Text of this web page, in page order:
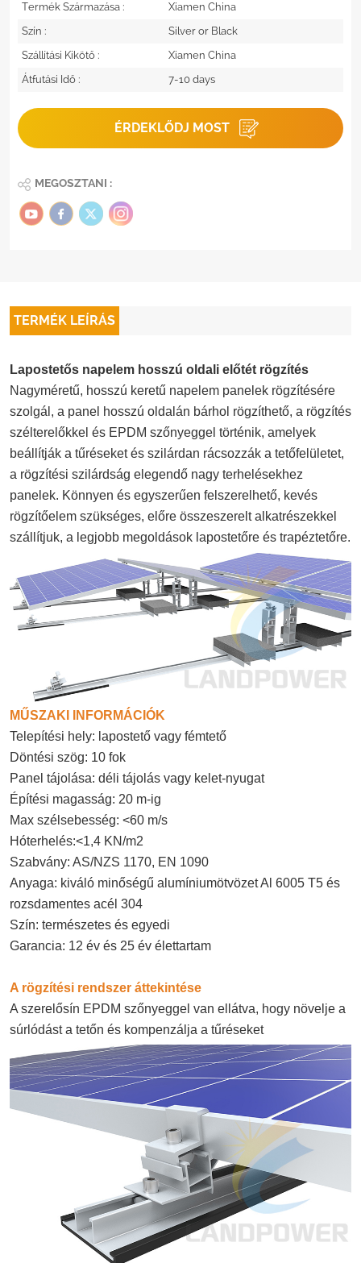
Termék Származása :
Xiamen China
Szín :
Silver or Black
Szállítási Kikötő :
Xiamen China
Átfutási Idő :
7-10 days
ÉRDEKLŐDJ MOST
MEGOSZTANI :
TERMÉK LEÍRÁS
Lapostetős napelem hosszú oldali előtét rögzítés
Nagyméretű, hosszú keretű napelem panelek rögzítésére
szolgál, a panel hosszú oldalán bárhol rögzíthető, a rögzítés
szélterelőkkel és EPDM szőnyeggel történik, amelyek
beállítják a tűréseket és szilárdan rácsozzák a tetőfelületet,
a rögzítési szilárdság elegendő nagy terhelésekhez
panelek. Könnyen és egyszerűen felszerelhető, kevés
rögzítőelem szükséges, előre összeszerelt alkatrészekkel
szállítjuk, a legjobb megoldások lapostetőre és trapéztetőre.
MŰSZAKI INFORMÁCIÓK
Telepítési hely: lapostető vagy fémtető
Döntési szög: 10 fok
Panel tájolása: déli tájolás vagy kelet-nyugat
Építési magasság: 20 m-ig
Max szélsebesség: <60 m/s
Hóterhelés:<1,4 KN/m2
Szabvány: AS/NZS 1170, EN 1090
Anyaga: kiváló minőségű alumíniumötvözet Al 6005 T5 és
rozsdamentes acél 304
Szín: természetes és egyedi
Garancia: 12 év és 25 év élettartam
A rögzítési rendszer áttekintése
A szerelősín EPDM szőnyeggel van ellátva, hogy növelje a
súrlódást a tetőn és kompenzálja a tűréseket